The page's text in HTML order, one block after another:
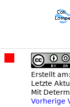
Erstellt
Letzte
Mit
Vorherige